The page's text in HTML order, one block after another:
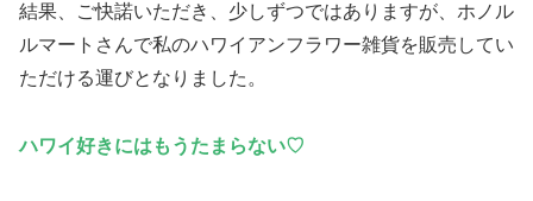
結果、ご快諾いただき、少しずつではありますが、ホノル
ルマートさんで私のハワイアンフラワー雑貨を販売してい
ただける運びとなりました。
ハワイ好きにはもうたまらない♡